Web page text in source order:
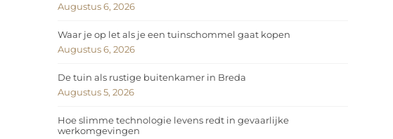
Augustus 6, 2026
Waar je op let als je een tuinschommel gaat kopen
Augustus 6, 2026
De tuin als rustige buitenkamer in Breda
Augustus 5, 2026
Hoe slimme technologie levens redt in gevaarlijke
werkomgevingen